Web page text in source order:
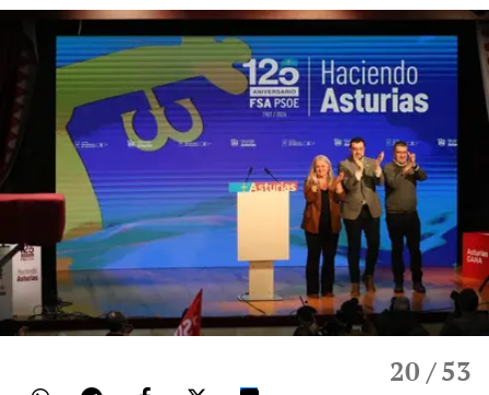
20 / 53